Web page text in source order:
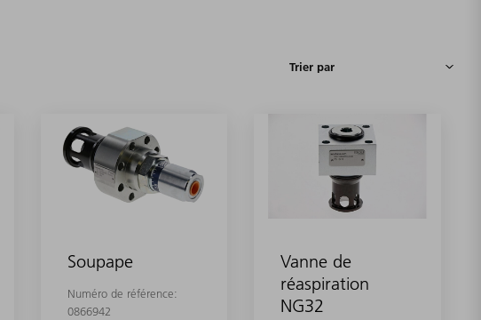
Soupape
Numéro de référence:
0866942
Vanne de
réaspiration
NG32